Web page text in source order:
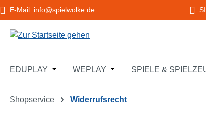
Hauptinhalt springen
Zur Suche springen
Zur Hauptnavigation springen
E-Mail: info@spielwolke.de
EDUPLAY Öffne oder Schließe das Dropdown der
WEPLAY Öffne oder Schließe das
SPIELE &
Shopservice Widerrufsrecht